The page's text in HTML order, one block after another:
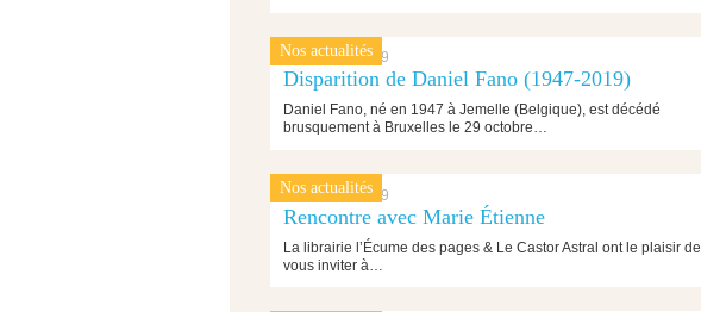
Nos actualités
30 octobre 2019
Disparition de Daniel Fano (1947-2019)
Daniel Fano, né en 1947 à Jemelle (Belgique), est décédé
brusquement à Bruxelles le 29 octobre…
Nos actualités
14 octobre 2019
Rencontre avec Marie Étienne
La librairie l’Écume des pages & Le Castor Astral ont le plaisir de
vous inviter à…